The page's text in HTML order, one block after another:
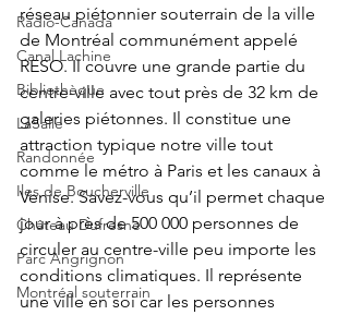
Radio-Canada
Canal Lachine
Bibliothèque
LaSalle
Randonnée
Iles de Boucherville
Château Dufresne
Parc Angrignon
Montréal souterrain
réseau piétonnier souterrain de la ville
de Montréal communément appelé
RESO. Il couvre une grande partie du
centre-ville avec tout près de 32 km de
galeries piétonnes. Il constitue une
attraction typique notre ville tout
comme le métro à Paris et les canaux à
Venise. Savez-vous qu’il permet chaque
jour à près de 500 000 personnes de
circuler au centre-ville peu importe les
conditions climatiques. Il représente
une ville en soi car les personnes